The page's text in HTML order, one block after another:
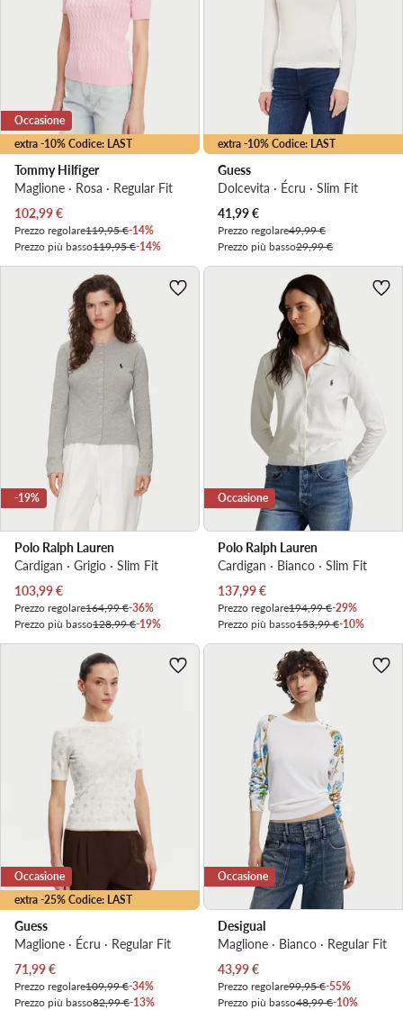
extra -10% Codice: LAST
Occasione
Tommy Hilfiger
Maglione · Rosa · Regular Fit
Prezzo attuale
102,99€
Prezzo regolare119,95 €-14%
Prezzo più basso119,95 €-14%
extra -10% Codice: LAST
Guess
Dolcevita · Écru · Slim Fit
Prezzo attuale
41,99€
Prezzo regolare49,99 €
Prezzo più basso29,99 €
-19%
Polo Ralph Lauren
Cardigan · Grigio · Slim Fit
Prezzo attuale
103,99€
Prezzo regolare164,99 €-36%
Prezzo più basso128,99 €-19%
Occasione
Polo Ralph Lauren
Cardigan · Bianco · Slim Fit
Prezzo attuale
137,99€
Prezzo regolare194,99 €-29%
Prezzo più basso153,99 €-10%
extra -25% Codice: LAST
Occasione
Guess
Maglione · Écru · Regular Fit
Prezzo attuale
71,99€
Prezzo regolare109,99 €-34%
Prezzo più basso82,99 €-13%
Occasione
Desigual
Maglione · Bianco · Regular Fit
Prezzo attuale
43,99€
Prezzo regolare99,95 €-55%
Prezzo più basso48,99 €-10%